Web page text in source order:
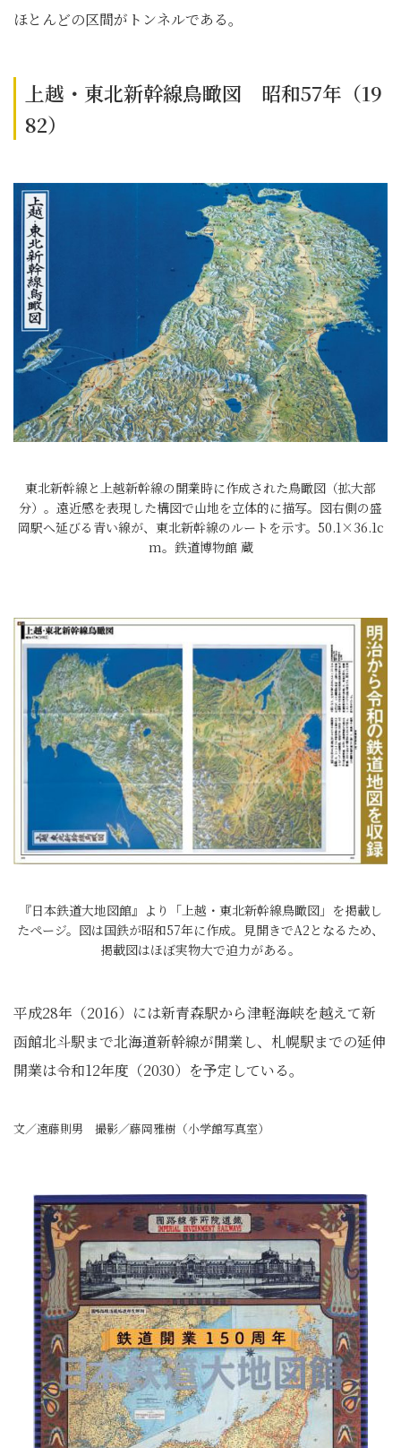
ほとんどの区間がトンネルである。
上越・東北新幹線鳥瞰図 昭和57年（19
82）
東北新幹線と上越新幹線の開業時に作成された鳥瞰図（拡大部
分）。遠近感を表現した構図で山地を立体的に描写。図右側の盛
岡駅へ延びる青い線が、東北新幹線のルートを示す。50.1×36.1c
m。鉄道博物館 蔵
『日本鉄道大地図館』より「上越・東北新幹線鳥瞰図」を掲載し
たページ。図は国鉄が昭和57年に作成。見開きでA2となるため、
掲載図はほぼ実物大で迫力がある。
平成28年（2016）には新青森駅から津軽海峡を越えて新
函館北斗駅まで北海道新幹線が開業し、札幌駅までの延伸
開業は令和12年度（2030）を予定している。
文／遠藤則男 撮影／藤岡雅樹（小学館写真室）